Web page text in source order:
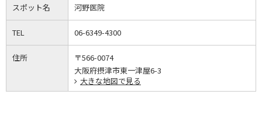
スポット名 河野医院
TEL 06-6349-4300
住所
〒566-0074
大阪府摂津市東一津屋6-3
大きな地図で見る